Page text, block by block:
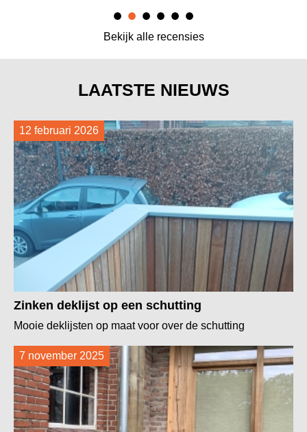
Bekijk alle recensies
LAATSTE NIEUWS
12 februari 2026
Zinken deklijst op een schutting
Mooie deklijsten op maat voor over de schutting
7 november 2025